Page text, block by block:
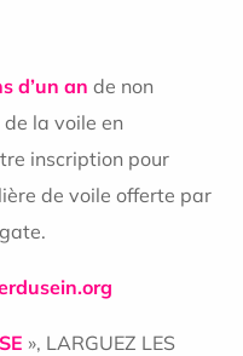
d’un an de non
la voile en
inscription pour
de voile offerte par
», LARGUEZ LES